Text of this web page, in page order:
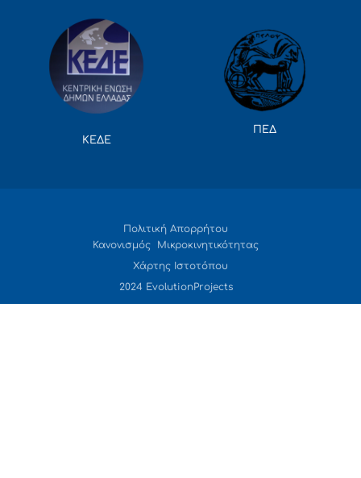
ΚΕΔΕ
ΠΕΔ
Πολιτική Απορρήτου
Κανονισμός Μικροκινητικότητας
Χάρτης Ιστοτόπου
2024 EvolutionProjects